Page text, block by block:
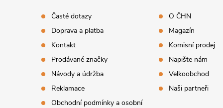
Časté dotazy
Doprava a platba
Kontakt
Prodávané značky
Návody a údržba
Reklamace
Obchodní podmínky a osobní
O ČHN
Magazín
Komisní prodej
Napište nám
Velkoobchod
Naši partneři